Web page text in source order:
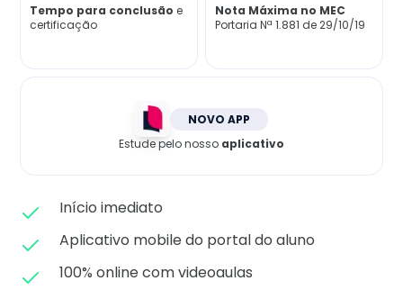
Preço
Tempo para conclusão e
certificação
Nota Máxima no MEC
Portaria Nª 1.881 de 29/10/19
NOVO APP
Estude pelo nosso aplicativo
Início imediato
Aplicativo mobile do portal do aluno
100% online com videoaulas